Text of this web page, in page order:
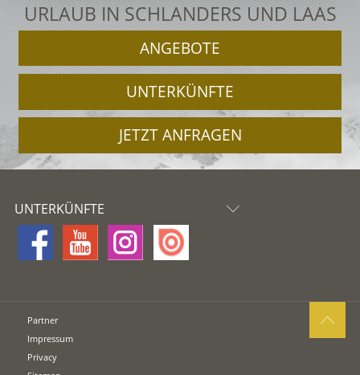
URLAUB IN SCHLANDERS UND LAAS
ANGEBOTE
UNTERKÜNFTE
JETZT ANFRAGEN
UNTERKÜNFTE
Partner
Impressum
Privacy